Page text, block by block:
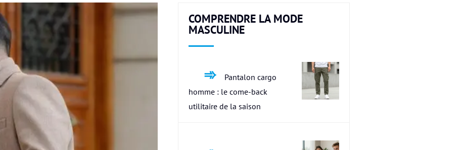
COMPRENDRE LA MODE
MASCULINE
Pantalon cargo
homme : le come-back
utilitaire de la saison